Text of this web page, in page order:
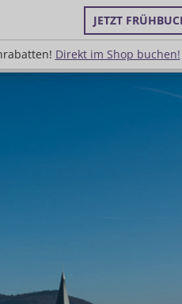
JETZT
Direkt im Shop buchen!
Direkt im